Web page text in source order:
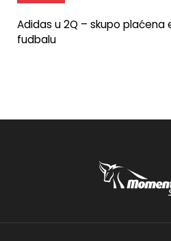
Adidas u 2Q – skupo plaćena
fudbalu